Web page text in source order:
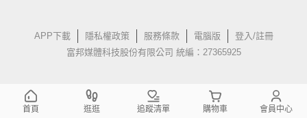
APP下載 隱私權政策 服務條款 電腦版
登入/註冊
富邦媒體科技股份有限公司 統編：27365925
首頁 逛逛 追蹤清單 購物車 會員中心